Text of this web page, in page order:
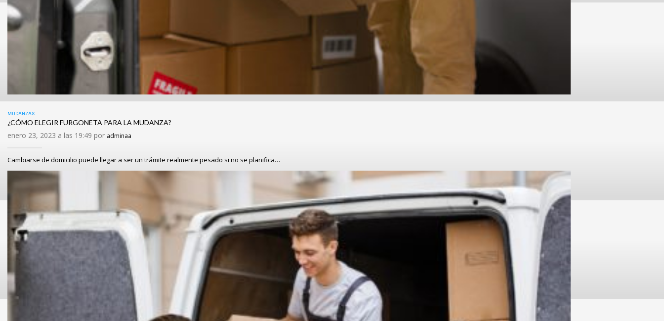
MUDANZAS
¿CÓMO ELEGIR FURGONETA PARA LA MUDANZA?
enero 23, 2023 a las 19:49 por adminaa
Cambiarse de domicilio puede llegar a ser un trámite realmente pesado si no se planifica…